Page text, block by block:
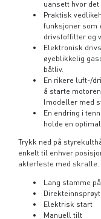
uansett hvor det
Praktisk
funksjoner som
drivstoffilter og
Elektronisk
øyeblikkelig
båtliv.
En rikere luft-/
å starte
(modeller med
En endring i
holde en
Trykk ned på
enkelttil enhver
akterfeste med skralle.
Lang stamme
Elektrisk start
Manuell tilt